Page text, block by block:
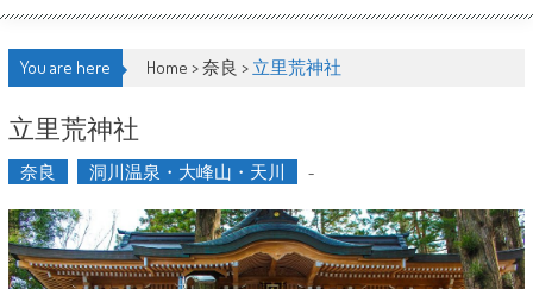
You are here Home >奈良 > 立里荒神社
立里荒神社
奈良 洞川温泉・大峰山・天川 -